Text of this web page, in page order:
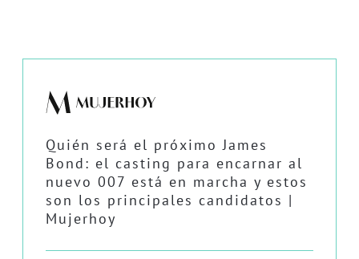
Quién será el próximo James
Bond: el casting para encarnar al
nuevo 007 está en marcha y estos
son los principales candidatos |
Mujerhoy